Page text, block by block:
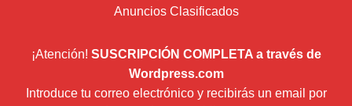
Anuncios Clasificados
¡Atención! SUSCRIPCIÓN COMPLETA a través de
Wordpress.com
Introduce tu correo electrónico y recibirás un email por